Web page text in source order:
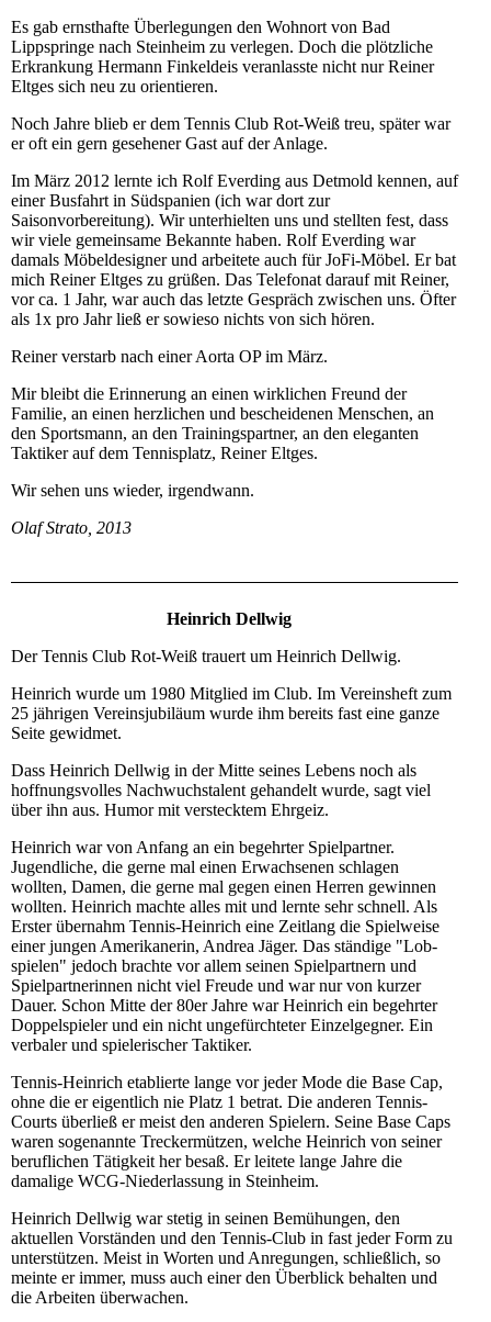
Es gab ernsthafte Überlegungen den Wohnort von Bad
Lippspringe nach Steinheim zu verlegen. Doch die plötzliche
Erkrankung Hermann Finkeldeis veranlasste nicht nur Reiner
Eltges sich neu zu orientieren.
Noch Jahre blieb er dem Tennis Club Rot-Weiß treu, später war
er oft ein gern gesehener Gast auf der Anlage.
Im März 2012 lernte ich Rolf Everding aus Detmold kennen, auf
einer Busfahrt in Südspanien (ich war dort zur
Saisonvorbereitung). Wir unterhielten uns und stellten fest, dass
wir viele gemeinsame Bekannte haben. Rolf Everding war
damals Möbeldesigner und arbeitete auch für JoFi-Möbel. Er bat
mich Reiner Eltges zu grüßen. Das Telefonat darauf mit Reiner,
vor ca. 1 Jahr, war auch das letzte Gespräch zwischen uns. Öfter
als 1x pro Jahr ließ er sowieso nichts von sich hören.
Reiner verstarb nach einer Aorta OP im März.
Mir bleibt die Erinnerung an einen wirklichen Freund der
Familie, an einen herzlichen und bescheidenen Menschen, an
den Sportsmann, an den Trainingspartner, an den eleganten
Taktiker auf dem Tennisplatz, Reiner Eltges.
Wir sehen uns wieder, irgendwann.
Olaf Strato, 2013
Heinrich Dellwig
Der Tennis Club Rot-Weiß trauert um Heinrich Dellwig.
Heinrich wurde um 1980 Mitglied im Club. Im Vereinsheft zum
25 jährigen Vereinsjubiläum wurde ihm bereits fast eine ganze
Seite gewidmet.
Dass Heinrich Dellwig in der Mitte seines Lebens noch als
hoffnungsvolles Nachwuchstalent gehandelt wurde, sagt viel
über ihn aus. Humor mit verstecktem Ehrgeiz.
Heinrich war von Anfang an ein begehrter Spielpartner.
Jugendliche, die gerne mal einen Erwachsenen schlagen
wollten, Damen, die gerne mal gegen einen Herren gewinnen
wollten. Heinrich machte alles mit und lernte sehr schnell. Als
Erster übernahm Tennis-Heinrich eine Zeitlang die Spielweise
einer jungen Amerikanerin, Andrea Jäger. Das ständige "Lob-
spielen" jedoch brachte vor allem seinen Spielpartnern und
Spielpartnerinnen nicht viel Freude und war nur von kurzer
Dauer. Schon Mitte der 80er Jahre war Heinrich ein begehrter
Doppelspieler und ein nicht ungefürchteter Einzelgegner. Ein
verbaler und spielerischer Taktiker.
Tennis-Heinrich etablierte lange vor jeder Mode die Base Cap,
ohne die er eigentlich nie Platz 1 betrat. Die anderen Tennis-
Courts überließ er meist den anderen Spielern. Seine Base Caps
waren sogenannte Treckermützen, welche Heinrich von seiner
beruflichen Tätigkeit her besaß. Er leitete lange Jahre die
damalige WCG-Niederlassung in Steinheim.
Heinrich Dellwig war stetig in seinen Bemühungen, den
aktuellen Vorständen und den Tennis-Club in fast jeder Form zu
unterstützen. Meist in Worten und Anregungen, schließlich, so
meinte er immer, muss auch einer den Überblick behalten und
die Arbeiten überwachen.